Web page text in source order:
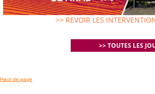
>> REVOIR LES
>> TOUTES LES
Haut de page